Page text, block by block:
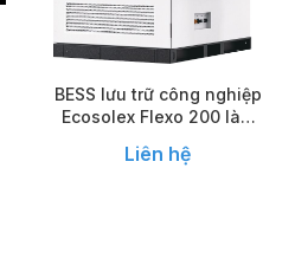
BESS lưu trữ công nghiệp
Ecosolex Flexo 200 làm
Flexo 200
Liên hệ